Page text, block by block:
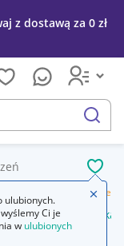
z dostawą za 0 zł
szukaj
Lalki modowe
pałki lodowe
ulubionych.
Ci je
w ulubionych